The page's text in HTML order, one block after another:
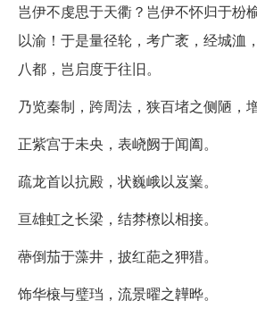
岂伊不虔思于天衢？岂伊不怀归于枌
以渝！于是量径轮，考广袤，经城洫
八都，岂启度于往旧。
乃览秦制，跨周法，狭百堵之侧陋，
正紫宫于未央，表峣阙于闻阖。
疏龙首以抗殿，状巍峨以岌嶪。
亘雄虹之长梁，结棼橑以相接。
蔕倒茄于藻井，披红葩之狎猎。
饰华榱与璧珰，流景曜之韡晔。